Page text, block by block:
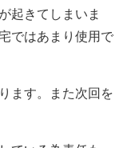
起きてしまいま
ではあまり使用で
ます。また次回を